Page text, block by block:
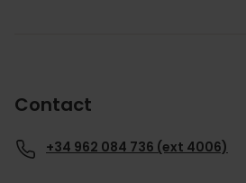
Contact
+34 962 084 736 (ext 4006)